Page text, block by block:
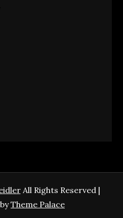
All Rights Reserved |
Theme Palace